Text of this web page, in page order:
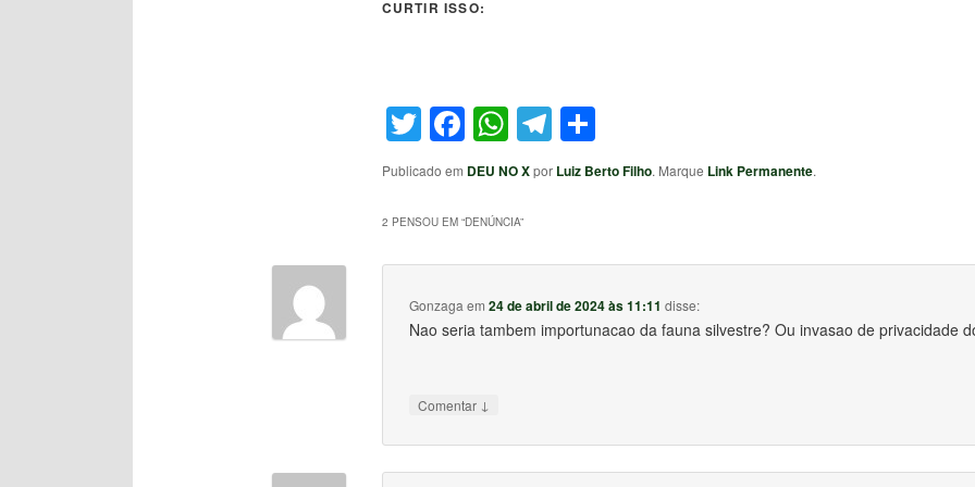
CURTIR ISSO:
Twitter
Facebook
WhatsApp
Telegram
Share
Publicado em DEU NO Xpor Luiz Berto Filho. Marque Link Permanente.
2 PENSOU EM “DENÚNCIA”
Gonzaga em24 de abril de 2024 às 11:11 disse:
Nao seria tambem importunacao da fauna silvestre? Ou invasao de privacidade
Comentar ↓